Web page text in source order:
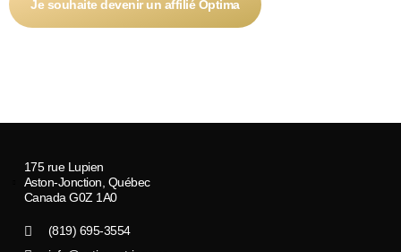
175 rue Lupien
Aston-Jonction, Québec
Canada G0Z 1A0
(819) 695-3554